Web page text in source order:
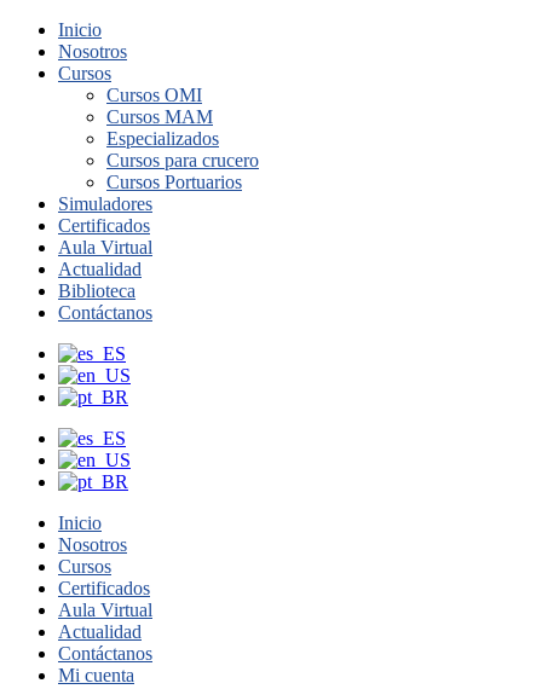
Inicio
Nosotros
Cursos
Cursos OMI
Cursos MAM
Especializados
Cursos para crucero
Cursos Portuarios
Simuladores
Certificados
Aula Virtual
Actualidad
Biblioteca
Contáctanos
Inicio
Nosotros
Cursos
Certificados
Aula Virtual
Actualidad
Contáctanos
Mi cuenta